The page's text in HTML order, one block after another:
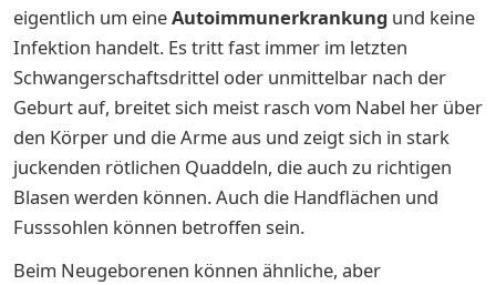
eigentlich um eineAutoimmunerkrankung und keine
Infektion handelt. Es tritt fast immer im letzten
Schwangerschaftsdrittel oder unmittelbar nach der
Geburt auf, breitet sich meist rasch vom Nabel her über
den Körper und die Arme aus und zeigt sich in stark
juckenden rötlichen Quaddeln, die auch zu richtigen
Blasen werden können. Auch die Handflächen und
Fusssohlen können betroffen sein.
Beim Neugeborenen können ähnliche, aber